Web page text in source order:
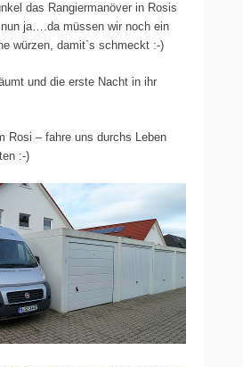
das Rangiermanöver in Rosis
ja….da müssen wir noch ein
würzen, damit`s schmeckt :-)
und die erste Nacht in ihr
Rosi – fahre uns durchs Leben
:-)